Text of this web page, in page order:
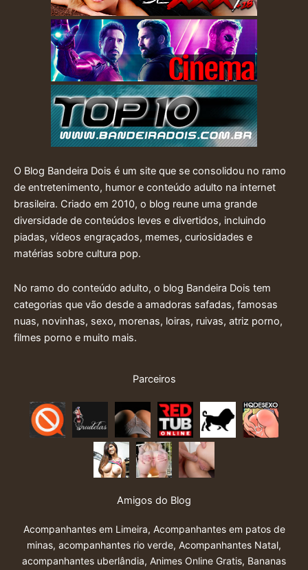
O Blog Bandeira Dois é um site que se consolidou no ramo
de entretenimento, humor e conteúdo adulto na internet
brasileira. Criado em 2010, o blog reune uma grande
diversidade de conteúdos leves e divertidos, incluindo
piadas, vídeos engraçados, memes, curiosidades e
matérias sobre cultura pop.
No ramo do conteúdo adulto, o blog Bandeira Dois tem
categorias que vão desde a amadoras safadas, famosas
nuas, novinhas, sexo, morenas, loiras, ruivas, atriz porno,
filmes porno e muito mais.
Parceiros
Amigos do Blog
Acompanhantes em Limeira, Acompanhantes em patos de
minas, acompanhantes rio verde, Acompanhantes Natal,
acompanhantes uberlândia, Animes Online Gratis, Bananas